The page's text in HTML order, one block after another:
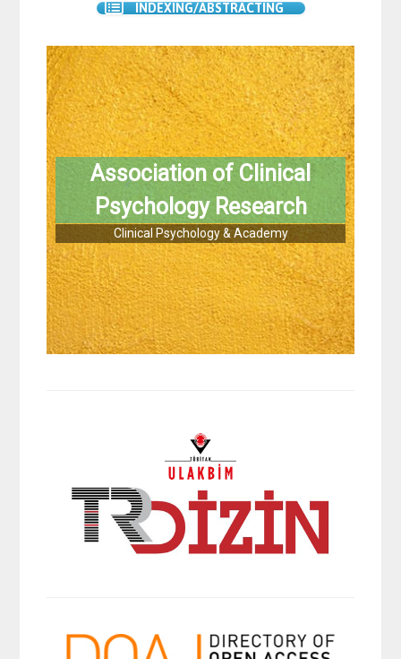
INDEXING/ABSTRACTING
Association of Clinical
Psychology Research
Clinical Psychology & Academy